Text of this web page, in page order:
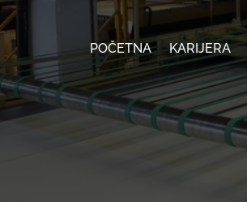
POČETNA KARIJERA